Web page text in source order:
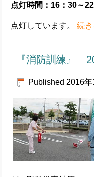
点灯時間：16 ：30～22
点灯しています。続
『消防訓練』
Published 2016年